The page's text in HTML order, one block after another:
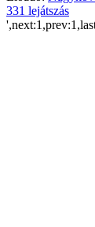
331 lejátszás